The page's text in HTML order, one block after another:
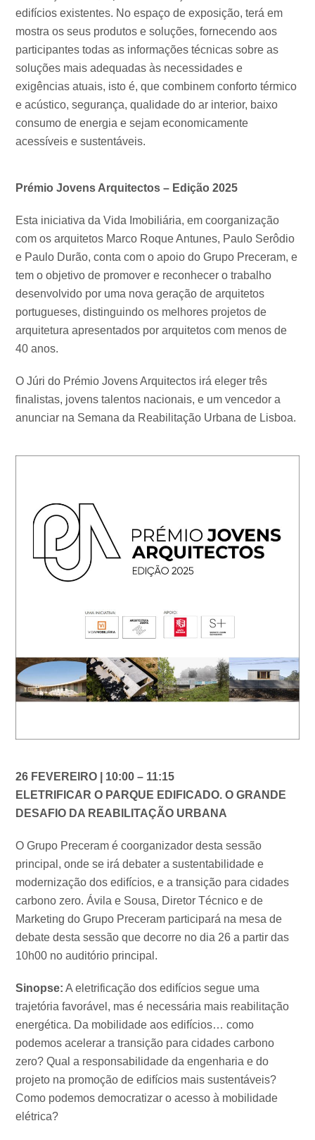
edifícios existentes. No espaço de exposição, terá em
mostra os seus produtos e soluções, fornecendo aos
participantes todas as informações técnicas sobre as
soluções mais adequadas às necessidades e
exigências atuais, isto é, que combinem conforto térmico
e acústico, segurança, qualidade do ar interior, baixo
consumo de energia e sejam economicamente
acessíveis e sustentáveis.
Prémio Jovens Arquitectos – Edição 2025
Esta iniciativa da Vida Imobiliária, em coorganização
com os arquitetos Marco Roque Antunes, Paulo Serôdio
e Paulo Durão, conta com o apoio do Grupo Preceram, e
tem o objetivo de promover e reconhecer o trabalho
desenvolvido por uma nova geração de arquitetos
portugueses, distinguindo os melhores projetos de
arquitetura apresentados por arquitetos com menos de
40 anos.
O Júri do Prémio Jovens Arquitectos irá eleger três
finalistas, jovens talentos nacionais, e um vencedor a
anunciar na Semana da Reabilitação Urbana de Lisboa.
26 FEVEREIRO | 10:00 – 11:15
ELETRIFICAR O PARQUE EDIFICADO. O GRANDE
DESAFIO DA REABILITAÇÃO URBANA
O Grupo Preceram é coorganizador desta sessão
principal, onde se irá debater a sustentabilidade e
modernização dos edifícios, e a transição para cidades
carbono zero. Ávila e Sousa, Diretor Técnico e de
Marketing do Grupo Preceram participará na mesa de
debate desta sessão que decorre no dia 26 a partir das
10h00 no auditório principal.
Sinopse: A eletrificação dos edifícios segue uma
trajetória favorável, mas é necessária mais reabilitação
energética. Da mobilidade aos edifícios… como
podemos acelerar a transição para cidades carbono
zero? Qual a responsabilidade da engenharia e do
projeto na promoção de edifícios mais sustentáveis?
Como podemos democratizar o acesso à mobilidade
elétrica?